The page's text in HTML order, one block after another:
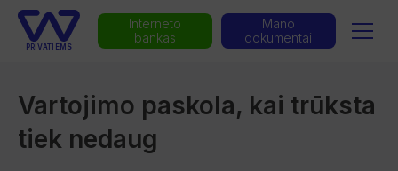
PRIVATIEMS
Interneto
bankas
Mano
dokumentai
Vartojimo paskola, kai trūksta
tiek nedaug